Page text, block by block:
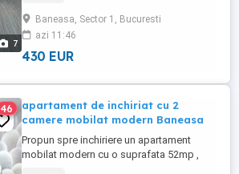
7
suprafata de 59mp,etaj 3 din 10.
Baneasa, Sector 1, Bucuresti
azi 11:46
430 EUR
46
apartament de inchiriat cu 2
camere mobilat modern Baneasa
Propun spre inchiriere un apartament
mobilat modern cu o suprafata 52mp ,